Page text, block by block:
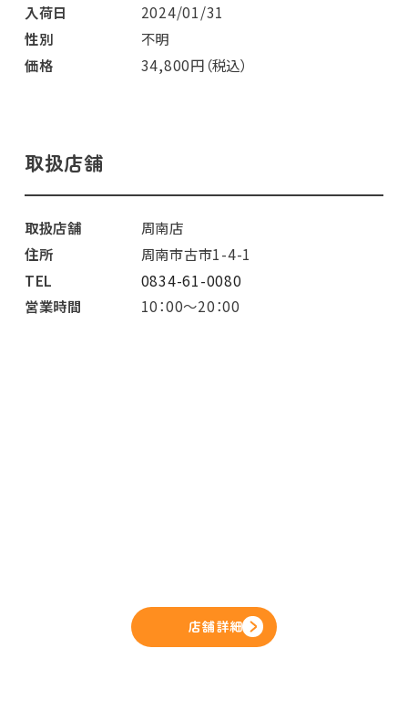
入荷日
2024/01/31
性別
不明
価格
34,800円（税込）
取扱店舗
取扱店舗
周南店
住所
周南市古市1-4-1
TEL
0834-61-0080
営業時間
10：00～20：00
店舗詳細